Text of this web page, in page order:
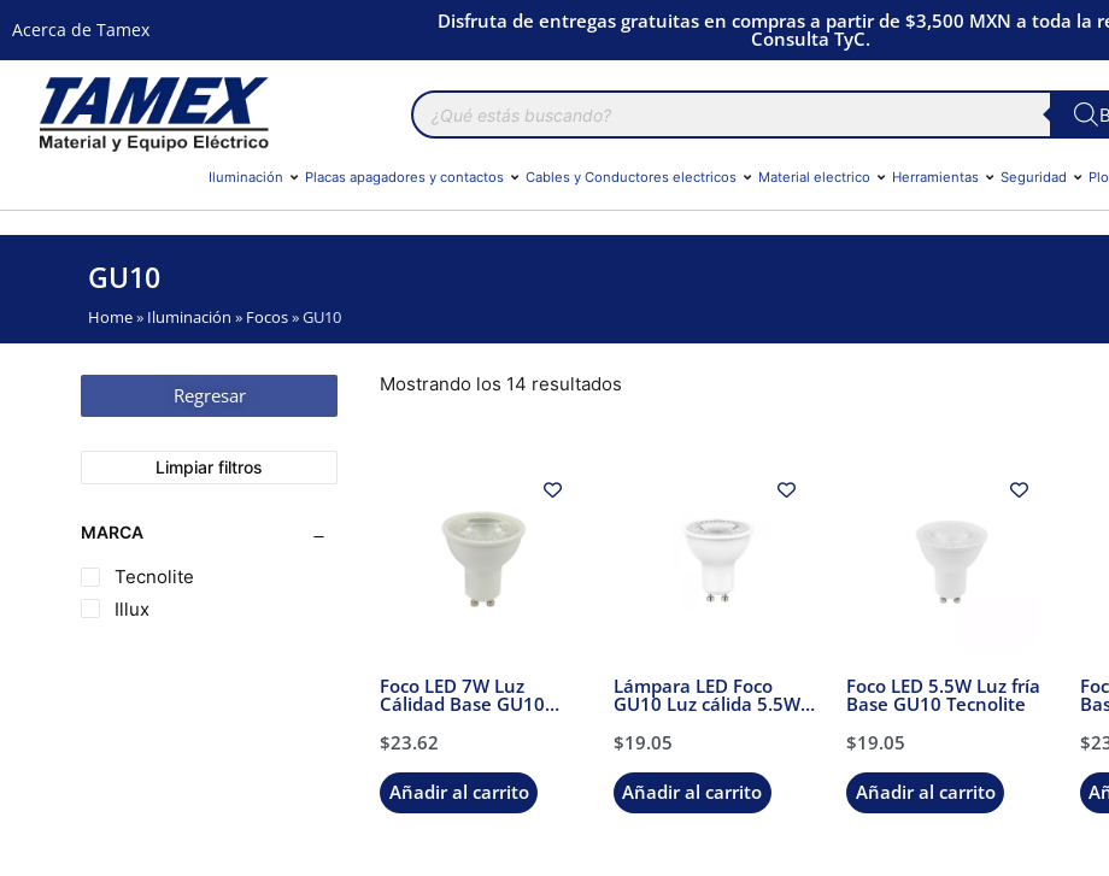
Acerca de Tamex Disfruta de entregas gratuitas en compras a partir de $3,500 MXN a toda la
Consulta TyC.
Búsqueda
de
productos
Iluminación Placas apagadores y contactos Cables y Conductores electricos Material electrico Herramientas Seguridad
GU10
Home» Iluminación » Focos»GU10
Regresar
Limpiar filtros
MARCA
Tecnolite
Illux
Mostrando los 14 resultados
Foco LED 7W Luz
Cálidad Base GU10
$23.62
Añadir al carrito
Lámpara LED Foco
GU10 Luz cálida 5.5W
$19.05
Añadir al carrito
Foco LED 5.5W Luz fría
Base GU10 Tecnolite
$19.05
Añadir al carrito
$